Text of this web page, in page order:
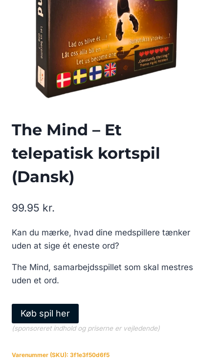
The Mind – Et
telepatisk kortspil
(Dansk)
99.95 kr.
Kan du mærke, hvad dine medspillere tænker
uden at sige ét eneste ord?
The Mind, samarbejdsspillet som skal mestres
uden et ord.
Køb spil her
(sponsoreret indhold og priserne er vejledende)
Varenummer (SKU): 3f1e3f50d6f5